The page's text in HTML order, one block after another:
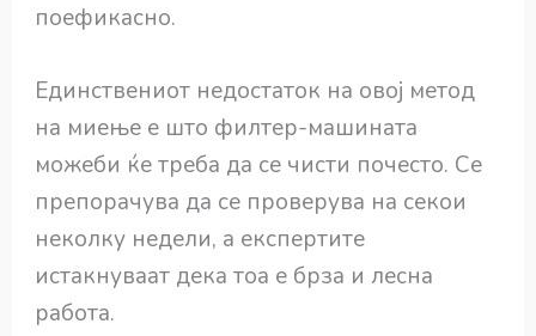
поефикасно.
Единствениот недостаток на овој метод
на миење е што филтер-машината
можеби ќе треба да се чисти почесто. Се
препорачува да се проверува на секои
неколку недели, а експертите
истакнуваат дека тоа е брза и лесна
работа.